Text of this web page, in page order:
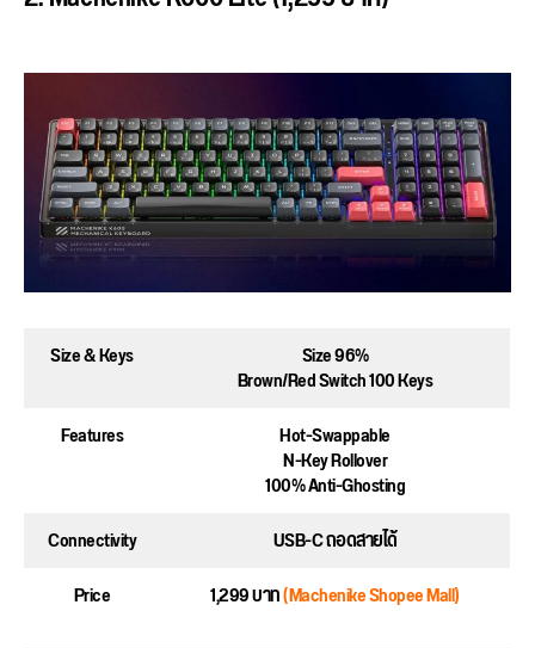
Size & Keys Size 96%
Brown/Red Switch 100 Keys
Features
Hot-Swappable
N-Key Rollover
100% Anti-Ghosting
Connectivity
USB-C ถอดสายได้
Price
1,299 บาท(Machenike Shopee Mall)